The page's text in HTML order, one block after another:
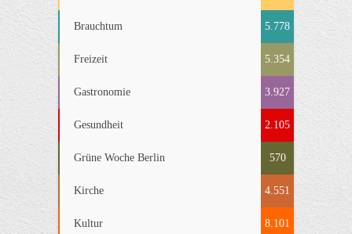
Brauchtum 5.778
Freizeit 5.354
Gastronomie 3.927
Gesundheit 2.105
Grüne Woche Berlin 570
Kirche 4.551
Kultur 8.101